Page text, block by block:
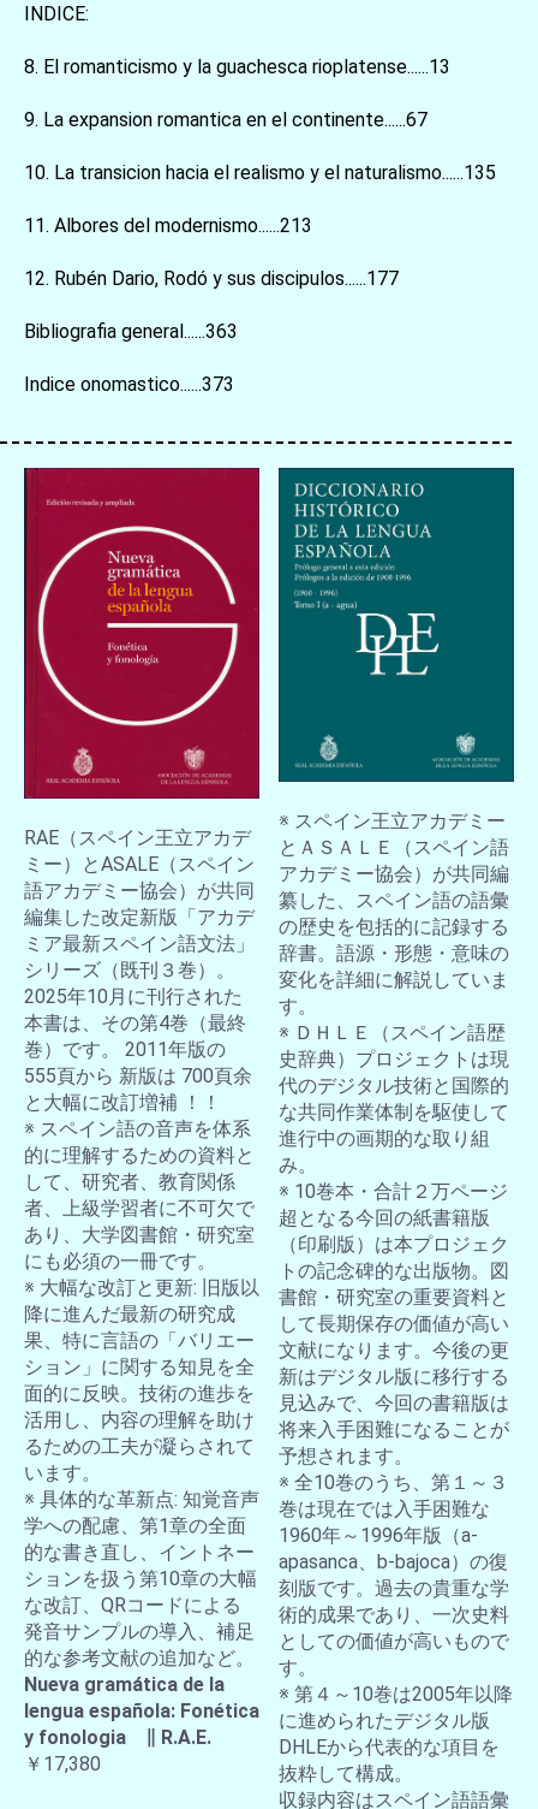
お買い物を続ける カートへ進む
INDICE:
8. El romanticismo y la guachesca rioplatense......13
9. La expansion romantica en el continente......67
10. La transicion hacia el realismo y el naturalismo......135
11. Albores del modernismo......213
12. Rubén Dario, Rodó y sus discipulos......177
Bibliografia general......363
Indice onomastico......373
RAE（スペイン王立アカデ
ミー）とASALE（スペイン
語アカデミー協会）が共同
編集した改定新版「アカデ
ミア最新スペイン語文法」
シリーズ（既刊３巻）。
2025年10月に刊行された
本書は、その第4巻（最終
巻）です。 2011年版の
555頁から 新版は 700頁余
と大幅に改訂増補 ！！
※ スペイン語の音声を体系
的に理解するための資料と
して、研究者、教育関係
者、上級学習者に不可欠で
あり、大学図書館・研究室
にも必須の一冊です。
※ 大幅な改訂と更新: 旧版以
降に進んだ最新の研究成
果、特に言語の「バリエー
ション」に関する知見を全
面的に反映。技術の進歩を
活用し、内容の理解を助け
るための工夫が凝らされて
います。
※ 具体的な革新点: 知覚音声
学への配慮、第1章の全面
的な書き直し、イントネー
ションを扱う第10章の大幅
な改訂、QRコードによる
発音サンプルの導入、補足
的な参考文献の追加など。
Nueva gramática de la
lengua española: Fonética
y fonologia ∥ R.A.E.
￥17,380
※ スペイン王立アカデミー
とＡＳＡＬＥ（スペイン語
アカデミー協会）が共同編
纂した、スペイン語の語彙
の歴史を包括的に記録する
辞書。語源・形態・意味の
変化を詳細に解説していま
す。
※ ＤＨＬＥ（スペイン語歴
史辞典）プロジェクトは現
代のデジタル技術と国際的
な共同作業体制を駆使して
進行中の画期的な取り組
み。
※ 10巻本・合計２万ページ
超となる今回の紙書籍版
（印刷版）は本プロジェク
トの記念碑的な出版物。図
書館・研究室の重要資料と
して長期保存の価値が高い
文献になります。今後の更
新はデジタル版に移行する
見込みで、今回の書籍版は
将来入手困難になることが
予想されます。
※ 全10巻のうち、第１～３
巻は現在では入手困難な
1960年～1996年版（a-
apasanca、b-bajoca）の復
刻版です。過去の貴重な学
術的成果であり、一次史料
としての価値が高いもので
す。
※ 第４～10巻は2005年以降
に進められたデジタル版
DHLEから代表的な項目を
抜粋して構成。
収録内容はスペイン語語彙